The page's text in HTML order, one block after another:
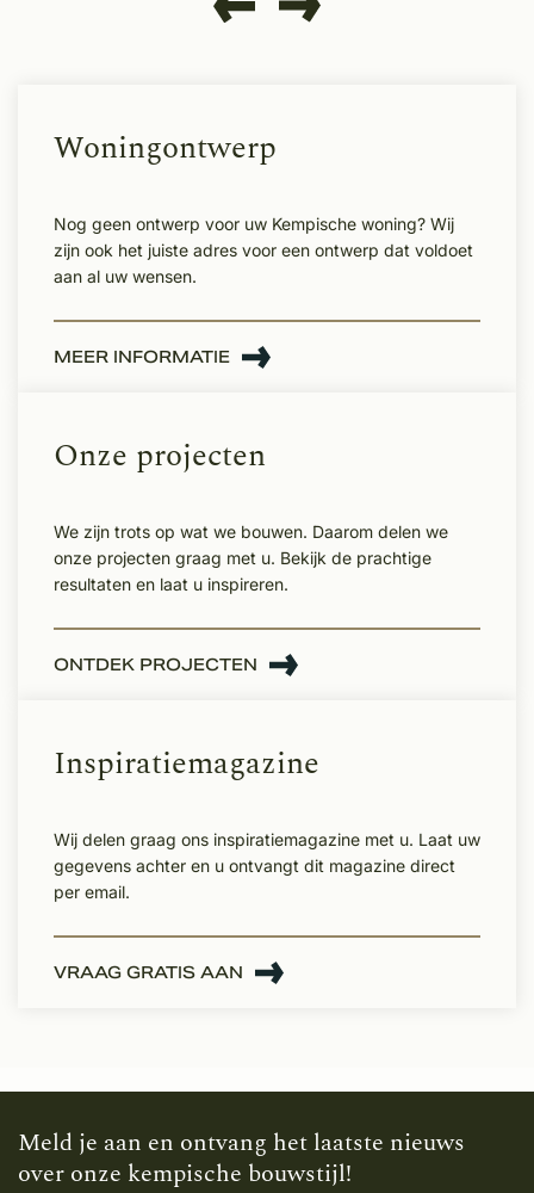
Woningontwerp
Nog geen ontwerp voor uw Kempische woning? Wij
zijn ook het juiste adres voor een ontwerp dat voldoet
aan al uw wensen.
MEER INFORMATIE
Onze projecten
We zijn trots op wat we bouwen. Daarom delen we
onze projecten graag met u. Bekijk de prachtige
resultaten en laat u inspireren.
ONTDEK PROJECTEN
Inspiratiemagazine
Wij delen graag ons inspiratiemagazine met u. Laat uw
gegevens achter en u ontvangt dit magazine direct
per email.
VRAAG GRATIS AAN
Meld je aan en ontvang het laatste nieuws
over onze kempische bouwstijl!